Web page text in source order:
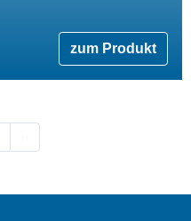
zum Produkt